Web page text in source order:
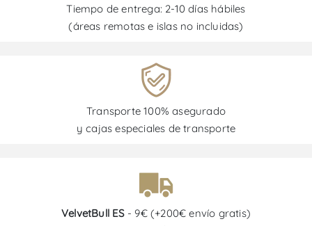
Tiempo de entrega: 2-10 días hábiles
(áreas remotas e islas no incluidas)
Transporte 100% asegurado
y cajas especiales de transporte
VelvetBull ES- 9€ (+200€ envío gratis)